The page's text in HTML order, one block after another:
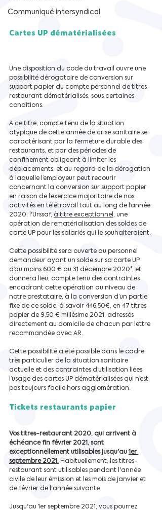
Communiqué intersyndical
Cartes UP dématérialisées
Une disposition du code du travail ouvre une
possibilité dérogatoire de conversion sur
support papier du compte personnel de titres
restaurant dématérialisés, sous certaines
conditions.
A ce titre, compte tenu de la situation
atypique de cette année de crise sanitaire se
caractérisant par la fermeture durable des
restaurants, et par des périodes de
confinement obligeant à limiter les
déplacements, et au regard de la dérogation
à laquelle l’employeur peut recourir
concernant la conversion sur support papier
en raison de l’exercice majoritaire de nos
activités en télétravail tout au long de l’année
2020, l'Urssaf, à titre exceptionnel, une
opération de rematérialisation des soldes de
carte UP pour les salariés qui le souhaiteraient.
Cette possibilité sera ouverte au personnel
demandeur ayant un solde sur sa carte UP
d’au moins 600 € au 31 décembre 2020*, et
donnera lieu, compte tenu des contraintes
encadrant cette opération au niveau de
notre prestataire, à la conversion d’un partie
fixe de ce solde, à savoir 446,50€, en 47 titres
papier de 9,50 € millésime 2021, adressés
directement au domicile de chacun par lettre
recommandée avec AR.
Cette possibilité a été possible dans le cadre
très particulier de la situation sanitaire
actuelle et des contraintes d’utilisation liées
l’usage des cartes UP dématérialisées qui n’est
pas toujours facile hors agglomération.
Tickets restaurants papier
Vos titres-restaurant 2020, qui arrivent à
échéance fin février 2021, sont
exceptionnellement utilisables jusqu'au 1er
septembre 2021.Habituellement, les titres-
restaurant sont utilisables pendant l'année
civile de leur émission et les mois de janvier et
de février de l'année suivante.
Jusqu'au 1er septembre 2021, vous pourrez